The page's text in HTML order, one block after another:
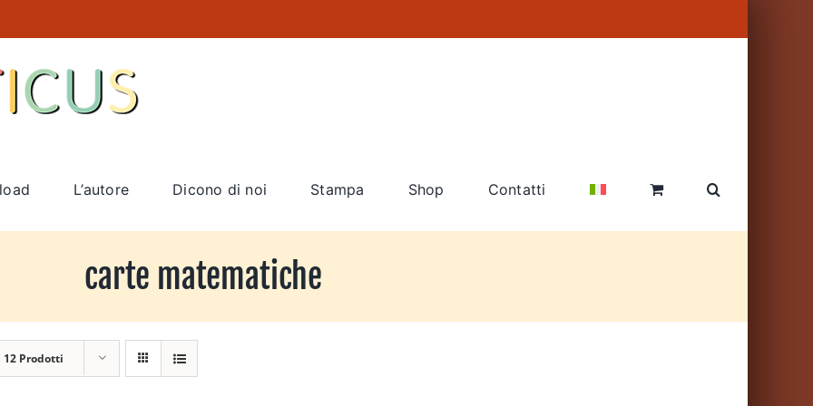
L’autore Dicono di noi Stampa Shop Contatti
carte matematiche
12 Prodotti